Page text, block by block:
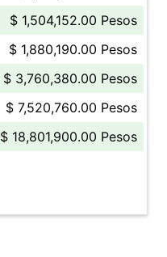
$ 1,504,152.00 Pesos
$ 1,880,190.00 Pesos
$ 3,760,380.00 Pesos
$ 7,520,760.00 Pesos
$ 18,801,900.00 Pesos